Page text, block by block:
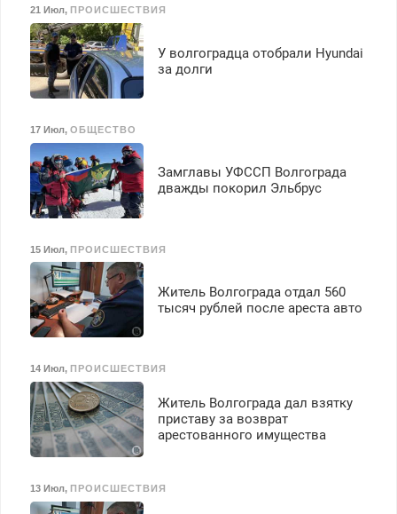
21 Июл, ПРОИСШЕСТВИЯ
У волгоградца отобрали Hyundai
за долги
17 Июл, ОБЩЕСТВО
Замглавы УФССП Волгограда
дважды покорил Эльбрус
15 Июл, ПРОИСШЕСТВИЯ
Житель Волгограда отдал 560
тысяч рублей после ареста авто
14 Июл, ПРОИСШЕСТВИЯ
Житель Волгограда дал взятку
приставу за возврат
арестованного имущества
13 Июл, ПРОИСШЕСТВИЯ